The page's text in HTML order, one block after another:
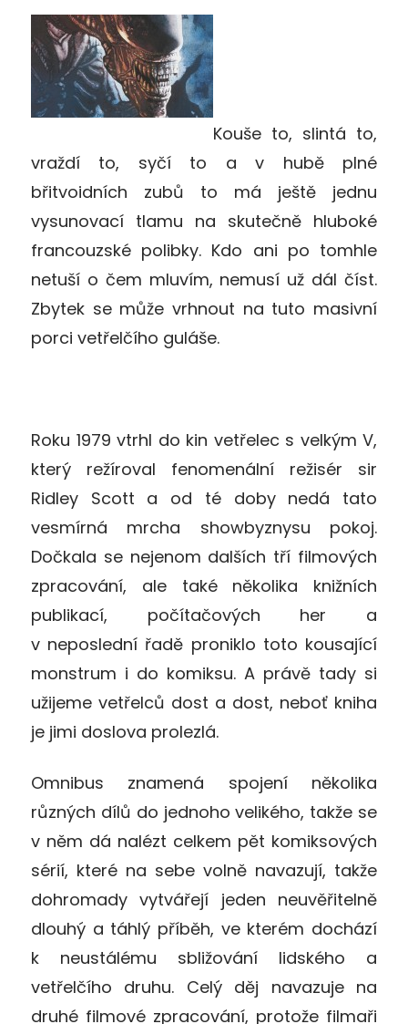
Kouše to, slintá to,
vraždí to, syčí to a v hubě plné
břitvoidních zubů to má ještě jednu
vysunovací tlamu na skutečně hluboké
francouzské polibky. Kdo ani po tomhle
netuší o čem mluvím, nemusí už dál číst.
Zbytek se může vrhnout na tuto masivní
porci vetřelčího guláše.
Roku 1979 vtrhl do kin vetřelec s velkým V,
který režíroval fenomenální režisér sir
Ridley Scott a od té doby nedá tato
vesmírná mrcha showbyznysu pokoj.
Dočkala se nejenom dalších tří filmových
zpracování, ale také několika knižních
publikací, počítačových her a
v neposlední řadě proniklo toto kousající
monstrum i do komiksu. A právě tady si
užijeme vetřelců dost a dost, neboť kniha
je jimi doslova prolezlá.
Omnibus znamená spojení několika
různých dílů do jednoho velikého, takže se
v něm dá nalézt celkem pět komiksových
sérií, které na sebe volně navazují, takže
dohromady vytvářejí jeden neuvěřitelně
dlouhý a táhlý příběh, ve kterém dochází
k neustálému sbližování lidského a
vetřelčího druhu. Celý děj navazuje na
druhé filmové zpracování, protože filmaři